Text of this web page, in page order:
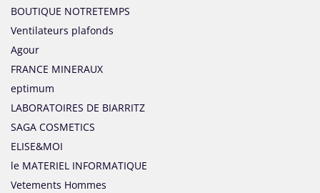
BOUTIQUE NOTRETEMPS
Ventilateurs plafonds
Agour
FRANCE MINERAUX
eptimum
LABORATOIRES DE BIARRITZ
SAGA COSMETICS
ELISE&MOI
le MATERIEL INFORMATIQUE
Vetements Hommes